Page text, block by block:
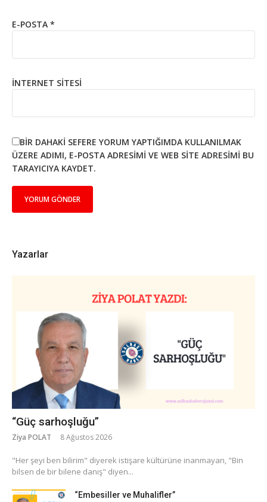
E-POSTA *
İNTERNET SITESI
BIR DAHAKI SEFERE YORUM YAPTIĞIMDA KULLANILMAK
ÜZERE ADIMI, E-POSTA ADRESIMI VE WEB SITE ADRESIMI BU
TARAYICIYA KAYDET.
Yazarlar
“Güç sarhoşluğu”
Ziya POLAT 8 Ağustos 2026
​"Her şeyi ben bilirim" diyerek istişare kültürüne inanmayan, "Bin
bilsen de bir bilene danış" diyen...
“Embesiller ve Muhalifler”